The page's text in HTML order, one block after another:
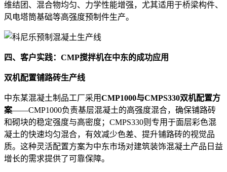
维结团、混合物均匀、力学性能增强，尤其适用于桥梁构件、
风电塔筒基础等高强度预制件生产。
四、客户实践：CMP搅拌机在中东的成功应用
双机配置铺路砖生产线
中东某混凝土制品工厂采用CMP1000与CMPS330双机配置方
案——CMP1000负责基层混凝土的高强度混合，确保铺路砖
和砌块的稳定强度与高密度；CMPS330则专用于面层彩色混
凝土的快速均匀混合，有效减少色差、提升铺路砖的视觉品
质。这种灵活配置方案为中东市场对建筑装饰混凝土产品日益
增长的需求提供了可靠保障。